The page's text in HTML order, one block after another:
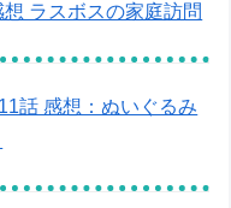
ラスボスの家庭訪問
話 感想：ぬいぐるみ